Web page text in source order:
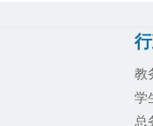
教
学
总